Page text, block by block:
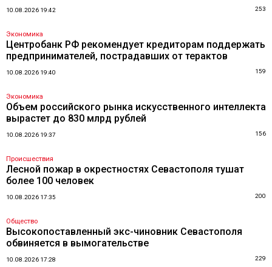
10.08.2026 19:42 253
Экономика
Центробанк РФ рекомендует кредиторам поддержать
предпринимателей, пострадавших от терактов
10.08.2026 19:40 159
Экономика
Объем российского рынка искусственного интеллекта
вырастет до 830 млрд рублей
10.08.2026 19:37 156
Происшествия
Лесной пожар в окрестностях Севастополя тушат
более 100 человек
10.08.2026 17:35 200
Общество
Высокопоставленный экс-чиновник Севастополя
обвиняется в вымогательстве
10.08.2026 17:28 229